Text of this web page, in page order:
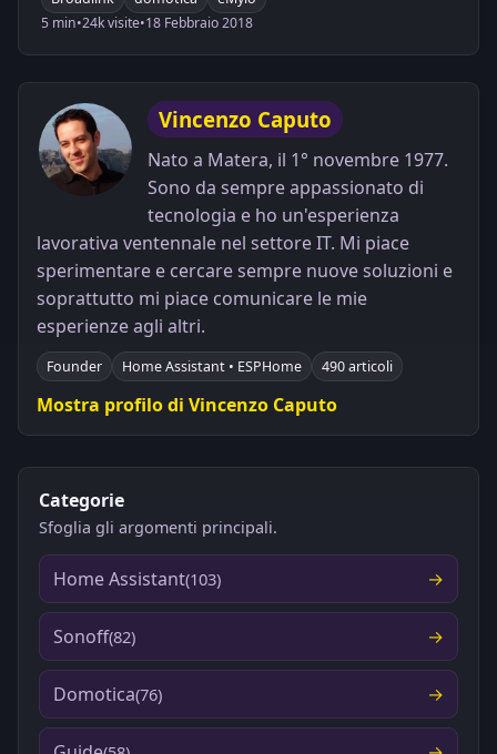
5 min•24k visite•18 Febbraio 2018
Vincenzo Caputo
Nato a Matera, il 1° novembre 1977.
Sono da sempre appassionato di
tecnologia e ho un'esperienza
lavorativa ventennale nel settore IT. Mi piace
sperimentare e cercare sempre nuove soluzioni e
soprattutto mi piace comunicare le mie
esperienze agli altri.
Founder Home Assistant • ESPHome 490 articoli
Mostra profilo di Vincenzo Caputo
Categorie
Sfoglia gli argomenti principali.
Home Assistant(103)
Sonoff(82)
Domotica(76)